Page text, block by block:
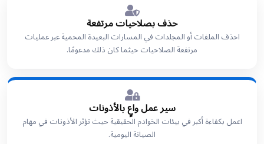
حذف بصلاحيات مرتفعة
احذف الملفات أو المجلدات في المسارات البعيدة المحمية عبر عمليات
مرتفعة الصلاحيات حيثما كان ذلك مدعومًا.
سير عمل واعٍ بالأذونات
اعمل بكفاءة أكبر في بيئات الخوادم الحقيقية حيث تؤثر الأذونات في مهام
الصيانة اليومية.